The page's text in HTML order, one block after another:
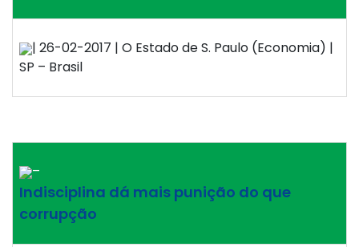
| 26-02-2017 | O Estado de S. Paulo (Economia) |
SP – Brasil
–
Indisciplina dá mais punição do que
corrupção